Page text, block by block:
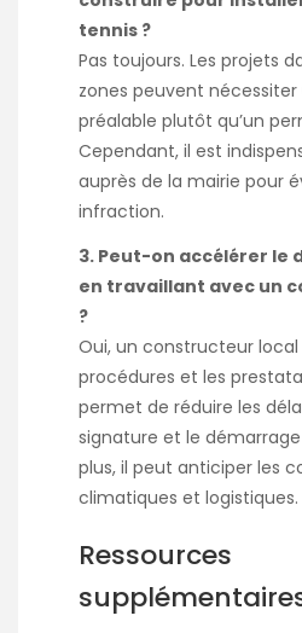
tennis ?
Pas toujours. Les projets
zones peuvent
préalable plutôt qu’un
Cependant, il est
auprès de la mairie pour
infraction.
3. Peut-on accélérer le
en travaillant avec un
?
Oui, un constructeur
procédures et les
permet de réduire les
signature et le
plus, il peut anticiper les
climatiques et logistiques.
Ressources